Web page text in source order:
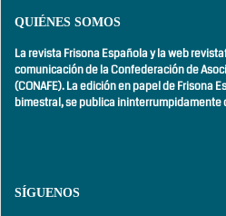
QUIÉNES SOMOS
La revista Frisona Española y la web
comunicación de la Confederación de
(CONAFE). La edición en papel de Frisona
bimestral,se publica ininterrumpidamente
SÍGUENOS